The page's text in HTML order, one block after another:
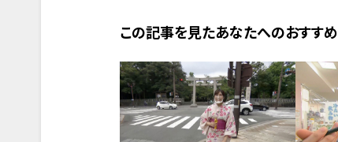
この記事を見たあなたへのおすすめ